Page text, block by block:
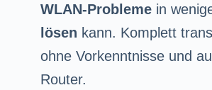
WLAN-Problemein
lösen kann. Komplett
ohne Vorkenntnisse und
Router.